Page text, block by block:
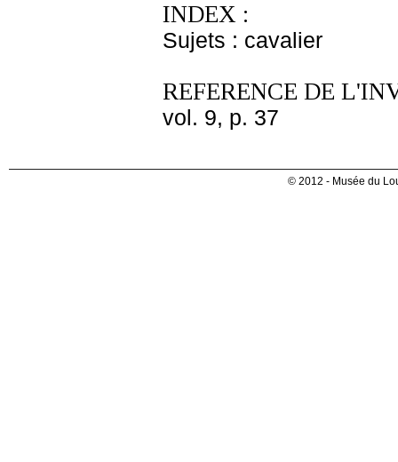
INDEX :
Sujets : cavalier
REFERENCE DE
vol. 9, p. 37
© 2012 - Musée du